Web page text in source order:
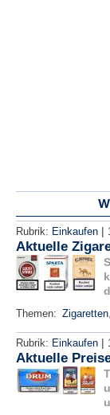
Rubrik: Einkaufen |
Aktuelle
Themen: Zigaretten,
Rubrik: Einkaufen |
Aktuelle